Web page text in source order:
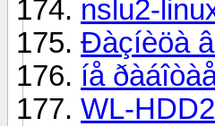
nslu2-
Ðàçíèöà
íå
WL-